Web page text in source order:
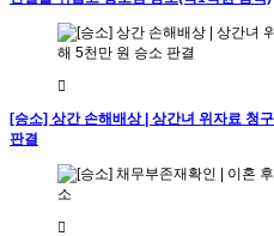
[승소] 상간 손해배상 | 상간녀 위자료 청
판결